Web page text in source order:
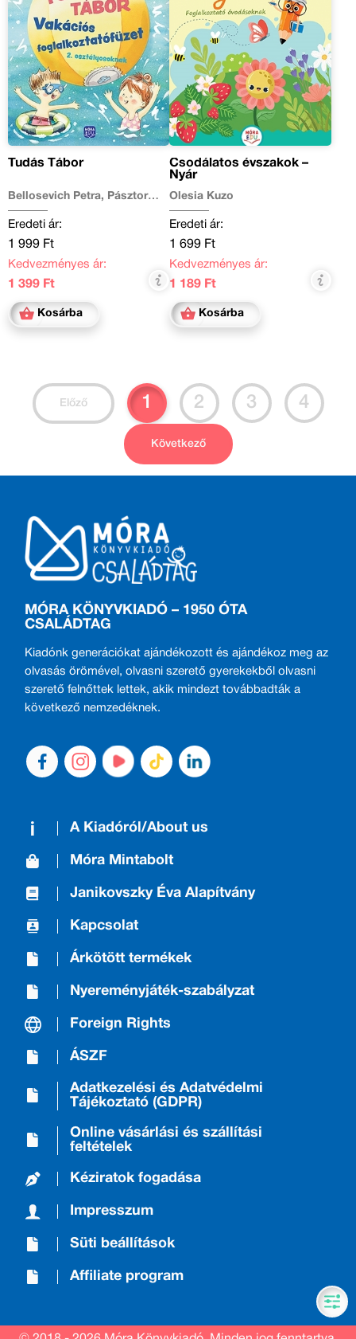
Tudás Tábor
Bellosevich Petra, Pásztor
Eredeti ár:
1 999 Ft
Kedvezményes ár:
1 399 Ft
Kosárba
Csodálatos évszakok –
Nyár
Olesia Kuzo
Eredeti ár:
1 699 Ft
Kedvezményes ár:
1 189 Ft
Kosárba
Előző 1 2 3 4
Következő
MÓRA KÖNYVKIADÓ – 1950 ÓTA
CSALÁDTAG
Kiadónk generációkat ajándékozott és ajándékoz meg az
olvasás örömével, olvasni szerető gyerekekből olvasni
szerető felnőttek lettek, akik mindezt továbbadták a
következő nemzedéknek.
A Kiadóról/About us
Móra Mintabolt
Janikovszky Éva Alapítvány
Kapcsolat
Árkötött termékek
Nyereményjáték-szabályzat
Foreign Rights
ÁSZF
Adatkezelési és Adatvédelmi
Tájékoztató (GDPR)
Online vásárlási és szállítási
feltételek
Kéziratok fogadása
Impresszum
Süti beállítások
Affiliate program